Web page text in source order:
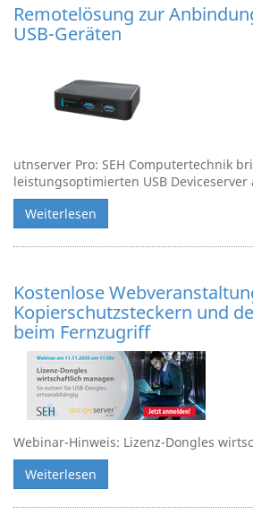
Remotelösung zur
USB-Geräten
utnserver Pro: SEH Computertechnik
leistungsoptimierten USB
Weiterlesen
Kostenlose
Kopierschutzsteckern und
beim Fernzugriff
Webinar-Hinweis: Lizenz-Dongles
Weiterlesen